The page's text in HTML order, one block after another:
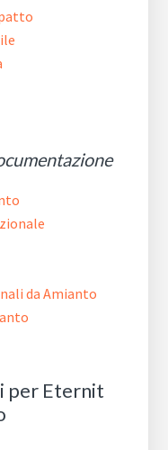
da Amianto
per Eternit